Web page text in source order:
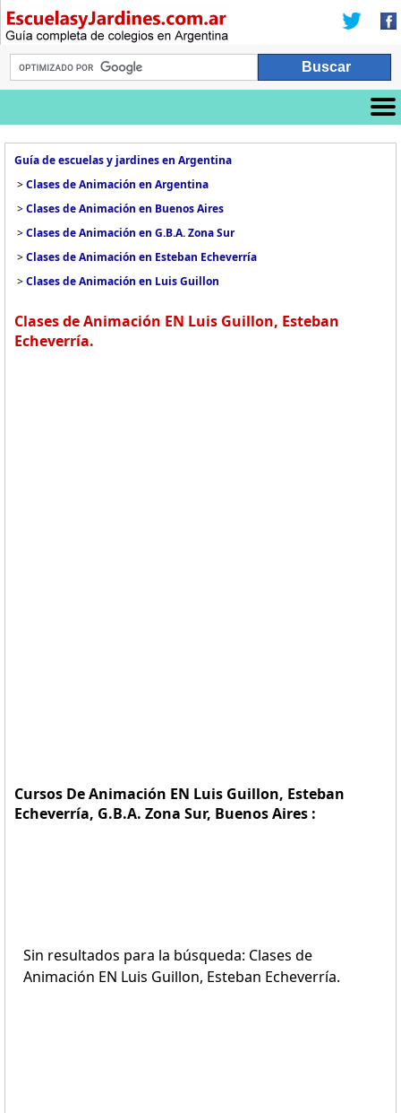
Guía de escuelas y jardines en Argentina
>Clases de Animación en Argentina
>Clases de Animación en Buenos Aires
>Clases de Animación en G.B.A. Zona Sur
>Clases de Animación en Esteban Echeverría
>Clases de Animación en Luis Guillon
Clases de Animación EN Luis Guillon, Esteban
Echeverría.
Cursos De Animación EN Luis Guillon, Esteban
Echeverría, G.B.A. Zona Sur, Buenos Aires :
Sin resultados para la búsqueda: Clases de
Animación EN Luis Guillon, Esteban Echeverría.